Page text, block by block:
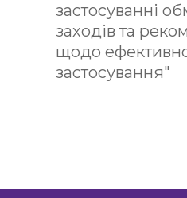
застосуванні
заходів та
щодо
застосування"